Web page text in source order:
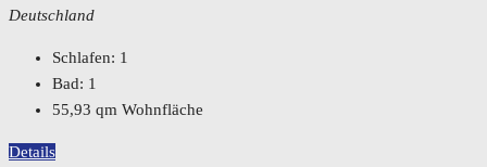
Deutschland
Schlafen: 1
Bad: 1
55,93 qm Wohnfläche
Details